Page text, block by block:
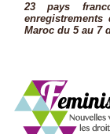
23 pays
Maroc du 5 au 7